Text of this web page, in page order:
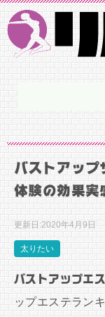
バストアップ
体験の効果実
更新日:2020年4月9日
太りたい
バストアップエ
ップエステラン